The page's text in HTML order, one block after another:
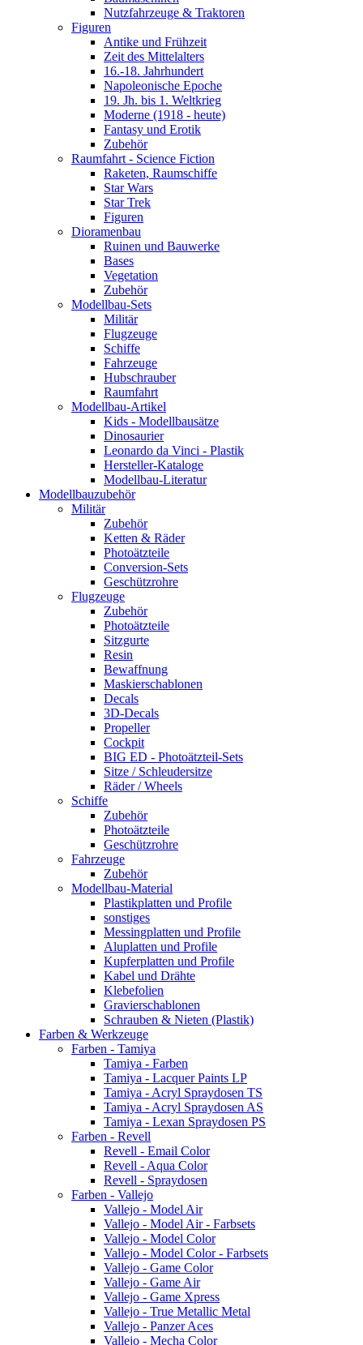
Nutzfahrzeuge & Traktoren
Figuren
Antike und Frühzeit
Zeit des Mittelalters
16.-18. Jahrhundert
Napoleonische Epoche
19. Jh. bis 1. Weltkrieg
Moderne (1918 - heute)
Fantasy und Erotik
Zubehör
Raumfahrt - Science Fiction
Raketen, Raumschiffe
Star Wars
Star Trek
Figuren
Dioramenbau
Ruinen und Bauwerke
Bases
Vegetation
Zubehör
Modellbau-Sets
Militär
Flugzeuge
Schiffe
Fahrzeuge
Hubschrauber
Raumfahrt
Modellbau-Artikel
Kids - Modellbausätze
Dinosaurier
Leonardo da Vinci - Plastik
Hersteller-Kataloge
Modellbau-Literatur
Modellbauzubehör
Militär
Zubehör
Ketten & Räder
Photoätzteile
Conversion-Sets
Geschützrohre
Flugzeuge
Zubehör
Photoätzteile
Sitzgurte
Resin
Bewaffnung
Maskierschablonen
Decals
3D-Decals
Propeller
Cockpit
BIG ED - Photoätzteil-Sets
Sitze / Schleudersitze
Räder / Wheels
Schiffe
Zubehör
Photoätzteile
Geschützrohre
Fahrzeuge
Zubehör
Modellbau-Material
Plastikplatten und Profile
sonstiges
Messingplatten und Profile
Aluplatten und Profile
Kupferplatten und Profile
Kabel und Drähte
Klebefolien
Gravierschablonen
Schrauben & Nieten (Plastik)
Farben & Werkzeuge
Farben - Tamiya
Tamiya - Farben
Tamiya - Lacquer Paints LP
Tamiya - Acryl Spraydosen TS
Tamiya - Acryl Spraydosen AS
Tamiya - Lexan Spraydosen PS
Farben - Revell
Revell - Email Color
Revell - Aqua Color
Revell - Spraydosen
Farben - Vallejo
Vallejo - Model Air
Vallejo - Model Air - Farbsets
Vallejo - Model Color
Vallejo - Model Color - Farbsets
Vallejo - Game Color
Vallejo - Game Air
Vallejo - Game Xpress
Vallejo - True Metallic Metal
Vallejo - Panzer Aces
Vallejo - Mecha Color